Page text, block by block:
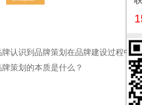
认识到品牌策划在品牌建设过程中的
策划的本质是什么？